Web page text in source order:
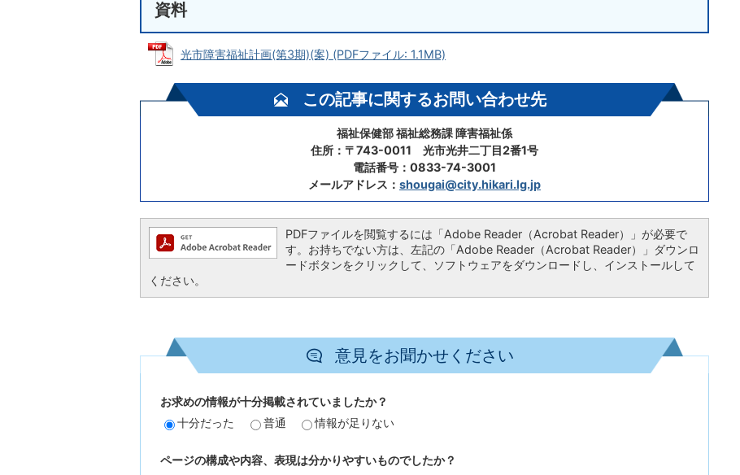
資料
光市障害福祉計画(第3期)(案) (PDFファイル: 1.1MB)
この記事に関するお問い合わせ先
福祉保健部 福祉総務課 障害福祉係
住所：〒743-0011 光市光井二丁目2番1号
電話番号：0833-74-3001
メールアドレス： shougai@city.hikari.lg.jp
PDFファイルを閲覧するには「Adobe Reader（Acrobat Reader）」が必要で
す。お持ちでない方は、左記の「Adobe Reader（Acrobat Reader）」ダウンロ
ードボタンをクリックして、ソフトウェアをダウンロードし、インストールして
ください。
意見をお聞かせください
お求めの情報が十分掲載されていましたか？
十分だった
普通 情報が足りない
ページの構成や内容、表現は分かりやすいものでしたか？